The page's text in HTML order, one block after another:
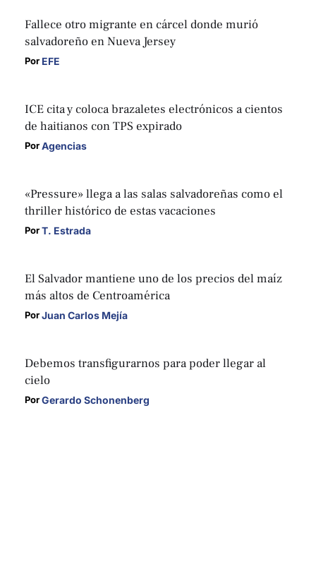
Fallece otro migrante en cárcel donde murió
salvadoreño en Nueva Jersey
Por EFE
ICE cita y coloca brazaletes electrónicos a cientos
de haitianos con TPS expirado
Por Agencias
«Pressure» llega a las salas salvadoreñas como el
thriller histórico de estas vacaciones
Por T. Estrada
El Salvador mantiene uno de los precios del maíz
más altos de Centroamérica
Por Juan Carlos Mejía
Debemos transfigurarnos para poder llegar al
cielo
Por Gerardo Schonenberg